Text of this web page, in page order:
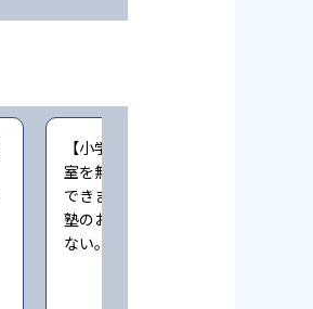
【小学生時の通塾】夏休みなどに自
室を無料解放してくれるので、宿題
できます（小学5年時に子どもが通
塾のおすすめ度合い：どちらともい
ない。回答時期2023年11月）